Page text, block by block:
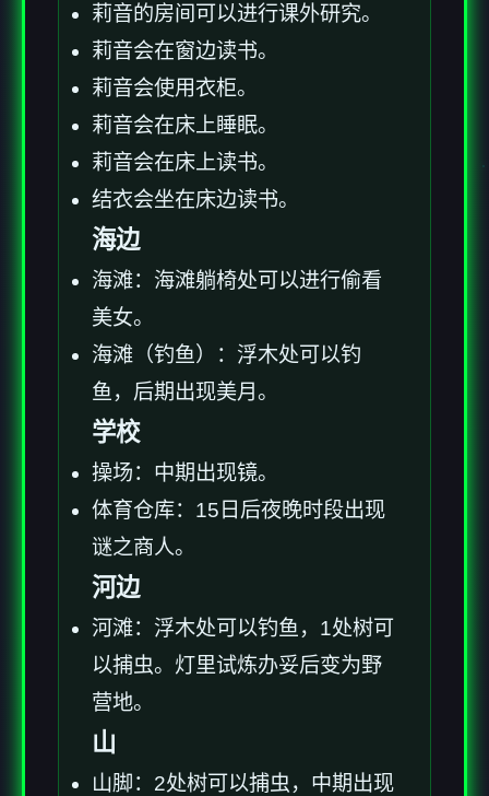
莉音的房间可以进行课外研究。
莉音会在窗边读书。
莉音会使用衣柜。
莉音会在床上睡眠。
莉音会在床上读书。
结衣会坐在床边读书。
海边
海滩：海滩躺椅处可以进行偷看
美女。
海滩（钓鱼）：浮木处可以钓
鱼，后期出现美月。
学校
操场：中期出现镜。
体育仓库：15日后夜晚时段出现
谜之商人。
河边
河滩：浮木处可以钓鱼，1处树可
以捕虫。灯里试炼办妥后变为野
营地。
山
山脚：2处树可以捕虫，中期出现